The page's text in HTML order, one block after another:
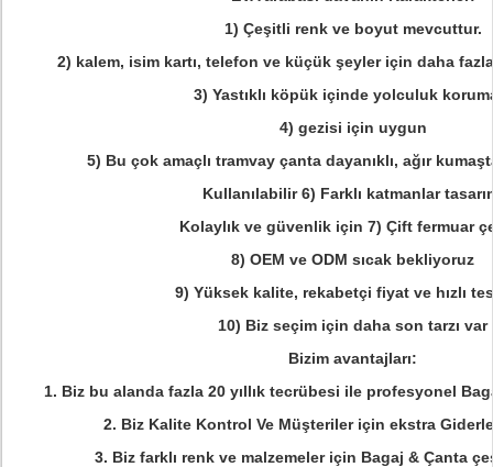
1) Çeşitli renk ve boyut mevcuttur.
2) kalem, isim kartı, telefon ve küçük şeyler için daha
3) Yastıklı köpük içinde yolculuk
4) gezisi için uygun
5) Bu çok amaçlı tramvay çanta dayanıklı, ağır
Kullanılabilir 6) Farklı katmanlar
Kolaylık ve güvenlik için 7) Çift fermuar
8) OEM ve ODM sıcak bekliyoruz
9) Yüksek kalite, rekabetçi fiyat ve hızlı
10) Biz seçim için daha son tarzı var
Bizim avantajları:
1. Biz bu alanda fazla 20 yıllık tecrübesi ile profesyonel
2. Biz Kalite Kontrol Ve Müşteriler için ekstra
3. Biz farklı renk ve malzemeler için Bagaj & Çanta